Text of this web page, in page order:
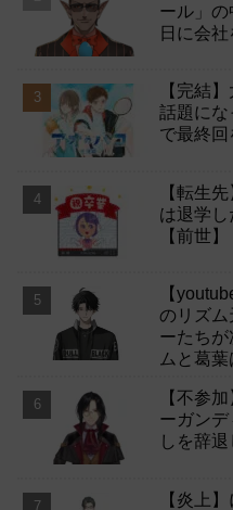
ール」
日に会
【完結
話題に
で最終回
【転生
は退学
【前世】
【
のリズ
ーたち
ムと葛
【不参
ーガン
しを辞
【炎上